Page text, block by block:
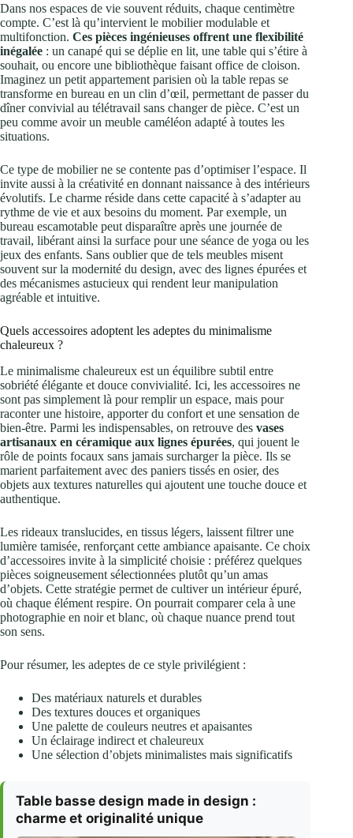
Dans nos espaces de vie souvent réduits, chaque centimètre
compte. C’est là qu’intervient le mobilier modulable et
multifonction. Ces pièces ingénieuses offrent une flexibilité
inégalée : un canapé qui se déplie en lit, une table qui s’étire à
souhait, ou encore une bibliothèque faisant office de cloison.
Imaginez un petit appartement parisien où la table repas se
transforme en bureau en un clin d’œil, permettant de passer du
dîner convivial au télétravail sans changer de pièce. C’est un
peu comme avoir un meuble caméléon adapté à toutes les
situations.
Ce type de mobilier ne se contente pas d’optimiser l’espace. Il
invite aussi à la créativité en donnant naissance à des intérieurs
évolutifs. Le charme réside dans cette capacité à s’adapter au
rythme de vie et aux besoins du moment. Par exemple, un
bureau escamotable peut disparaître après une journée de
travail, libérant ainsi la surface pour une séance de yoga ou les
jeux des enfants. Sans oublier que de tels meubles misent
souvent sur la modernité du design, avec des lignes épurées et
des mécanismes astucieux qui rendent leur manipulation
agréable et intuitive.
Quels accessoires adoptent les adeptes du minimalisme
chaleureux ?
Le minimalisme chaleureux est un équilibre subtil entre
sobriété élégante et douce convivialité. Ici, les accessoires ne
sont pas simplement là pour remplir un espace, mais pour
raconter une histoire, apporter du confort et une sensation de
bien-être. Parmi les indispensables, on retrouve des vases
artisanaux en céramique aux lignes épurées, qui jouent le
rôle de points focaux sans jamais surcharger la pièce. Ils se
marient parfaitement avec des paniers tissés en osier, des
objets aux textures naturelles qui ajoutent une touche douce et
authentique.
Les rideaux translucides, en tissus légers, laissent filtrer une
lumière tamisée, renforçant cette ambiance apaisante. Ce choix
d’accessoires invite à la simplicité choisie : préférez quelques
pièces soigneusement sélectionnées plutôt qu’un amas
d’objets. Cette stratégie permet de cultiver un intérieur épuré,
où chaque élément respire. On pourrait comparer cela à une
photographie en noir et blanc, où chaque nuance prend tout
son sens.
Pour résumer, les adeptes de ce style privilégient :
Des matériaux naturels et durables
Des textures douces et organiques
Une palette de couleurs neutres et apaisantes
Un éclairage indirect et chaleureux
Une sélection d’objets minimalistes mais significatifs
Table basse design made in design :
charme et originalité unique